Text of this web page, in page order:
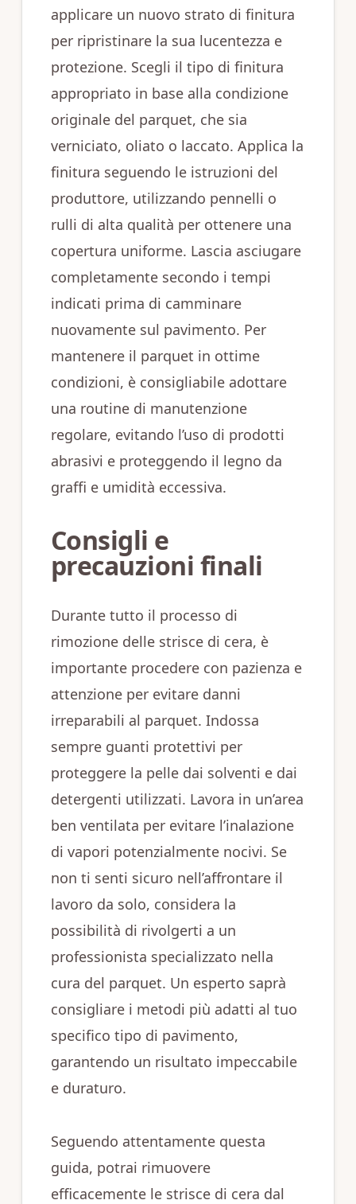
applicare un nuovo strato di finitura
per ripristinare la sua lucentezza e
protezione. Scegli il tipo di finitura
appropriato in base alla condizione
originale del parquet, che sia
verniciato, oliato o laccato. Applica la
finitura seguendo le istruzioni del
produttore, utilizzando pennelli o
rulli di alta qualità per ottenere una
copertura uniforme. Lascia asciugare
completamente secondo i tempi
indicati prima di camminare
nuovamente sul pavimento. Per
mantenere il parquet in ottime
condizioni, è consigliabile adottare
una routine di manutenzione
regolare, evitando l’uso di prodotti
abrasivi e proteggendo il legno da
graffi e umidità eccessiva.
Consigli e
precauzioni finali
Durante tutto il processo di
rimozione delle strisce di cera, è
importante procedere con pazienza e
attenzione per evitare danni
irreparabili al parquet. Indossa
sempre guanti protettivi per
proteggere la pelle dai solventi e dai
detergenti utilizzati. Lavora in un’area
ben ventilata per evitare l’inalazione
di vapori potenzialmente nocivi. Se
non ti senti sicuro nell’affrontare il
lavoro da solo, considera la
possibilità di rivolgerti a un
professionista specializzato nella
cura del parquet. Un esperto saprà
consigliare i metodi più adatti al tuo
specifico tipo di pavimento,
garantendo un risultato impeccabile
e duraturo.
Seguendo attentamente questa
guida, potrai rimuovere
efficacemente le strisce di cera dal